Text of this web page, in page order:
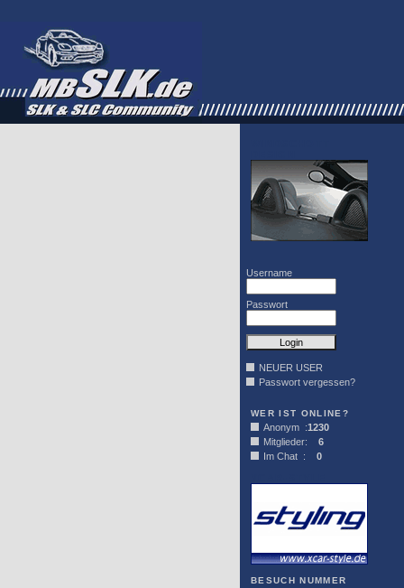
Username
Passwort
NEUER USER
Passwort vergessen?
WER IST ONLINE?
Anonym :1230
Mitglieder: 6
Im Chat : 0
BESUCH NUMMER